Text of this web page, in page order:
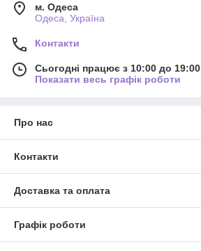
м. Одеса
Одеса, Україна
Контакти
Сьогодні працює з 10:00 до 19:00
Показати весь графік роботи
Про нас
Контакти
Доставка та оплата
Графік роботи